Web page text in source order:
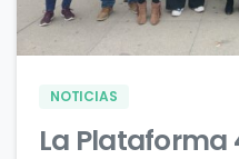
NOTICIAS
La Plataforma